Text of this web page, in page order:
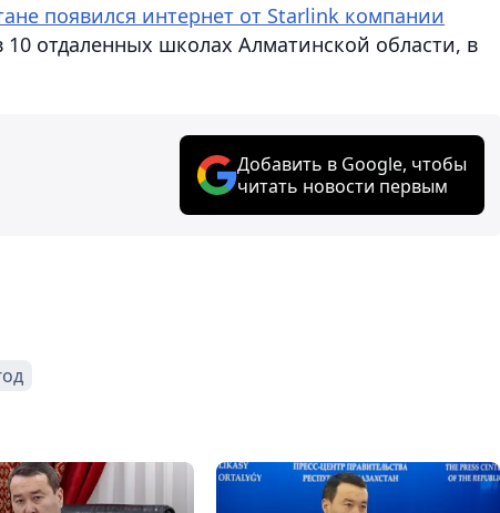
появился интернет от Starlink компании
отдаленных школах Алматинской области, в
Добавить в Google, чтобы
читать новости первым